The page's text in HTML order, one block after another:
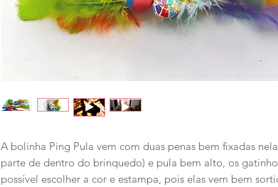
A bolinha Ping Pula vem com duas penas bem fixadas
parte de dentro do brinquedo) e pula bem alto, os
possível escolher a cor e estampa, pois elas vem bem